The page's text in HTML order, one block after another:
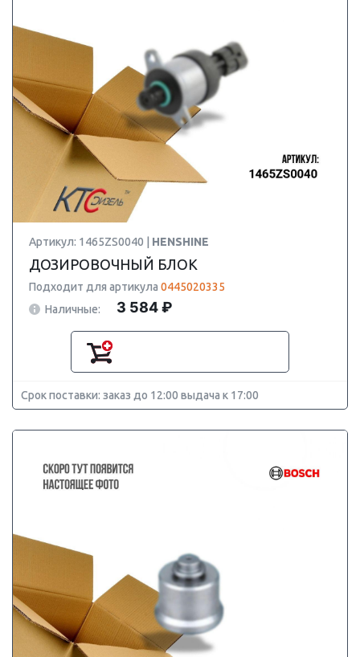
Артикул: 1465ZS0040 | HENSHINE
ДОЗИРОВОЧНЫЙ БЛОК
Подходит для артикула 0445020335
Наличные:
3 584 ₽
Срок поставки: заказ до 12:00 выдача к 17:00